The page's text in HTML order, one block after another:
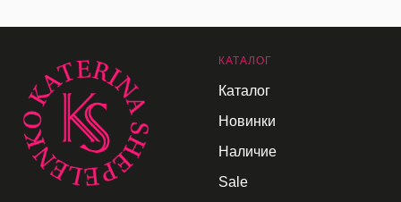
КАТАЛОГ
Каталог
Новинки
Наличие
Sale